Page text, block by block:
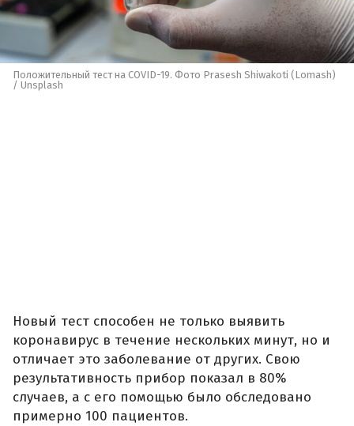
Положительный тест на COVID-19. Фото Prasesh Shiwakoti (Lomash)
/ Unsplash
Новый тест способен не только выявить
коронавирус в течение нескольких минут, но и
отличает это заболевание от других. Свою
результативность прибор показал в 80%
случаев, а с его помощью было обследовано
примерно 100 пациентов.